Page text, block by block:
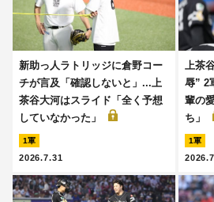
新助っ人ラトリッジに倉野コー
チが言及「確認しないと」...上
茶谷大河はスライド「全く予想
していなかった」
1軍
2026.7.31
上茶
辱” 2
輩の
ち」
1軍